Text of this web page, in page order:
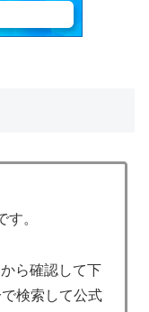
す。
から確認して下
検索して公式